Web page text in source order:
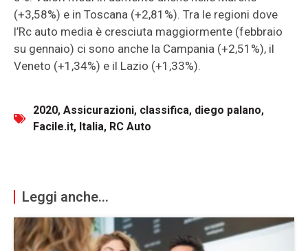
(+3,58%) e in Toscana (+2,81%). Tra le regioni dove
l’Rc auto media è cresciuta maggiormente (febbraio
su gennaio) ci sono anche la Campania (+2,51%), il
Veneto (+1,34%) e il Lazio (+1,33%).
2020, Assicurazioni, classifica, diego palano,
Facile.it, Italia, RC Auto
Leggi anche...